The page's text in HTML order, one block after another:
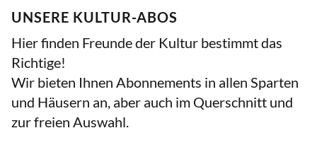
UNSERE KULTUR-ABOS
Hier finden Freunde der Kultur bestimmt das
Richtige!
Wir bieten Ihnen Abonnements in allen Sparten
und Häusern an, aber auch im Querschnitt und
zur freien Auswahl.